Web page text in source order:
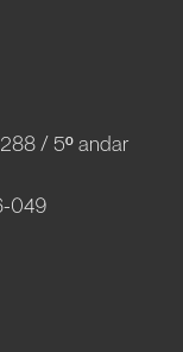
/ 5º andar
049